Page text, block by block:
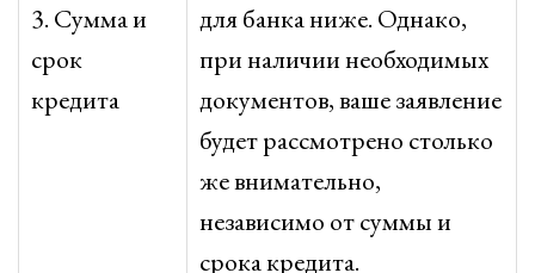
3. Сумма и
срок
кредита
для банка ниже. Однако,
при наличии необходимых
документов, ваше заявление
будет рассмотрено столько
же внимательно,
независимо от суммы и
срока кредита.